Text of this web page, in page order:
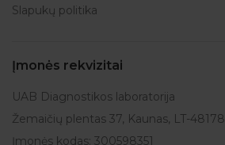
Slapukų politika
Įmonės rekvizitai
UAB Diagnostikos laboratorija
Žemaičių plentas 37, Kaunas, LT-48178
Įmonės kodas: 300598351